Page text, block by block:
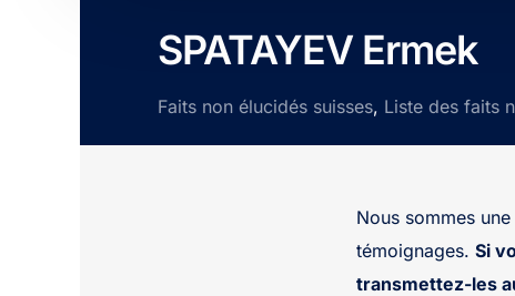
SPATAYEV Ermek
Faits non élucidés suisses, Liste des faits
Nous sommes
témoignages. Si
transmettez-les